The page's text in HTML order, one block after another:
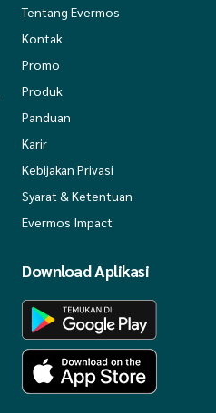
Tentang Evermos
Kontak
Promo
Produk
Panduan
Karir
Kebijakan Privasi
Syarat & Ketentuan
Evermos Impact
Download Aplikasi